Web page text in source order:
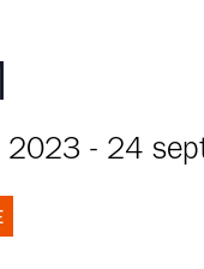
2023 - 24